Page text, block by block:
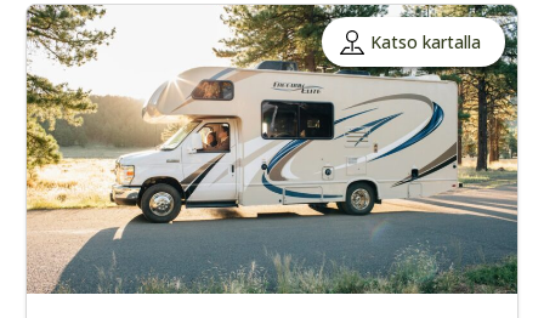
Katso kartalla